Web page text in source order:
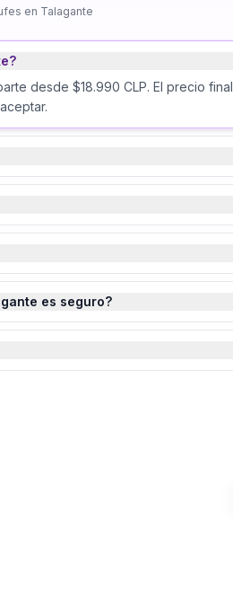
en Talagante
desde $18.990 CLP. El precio final
es seguro?